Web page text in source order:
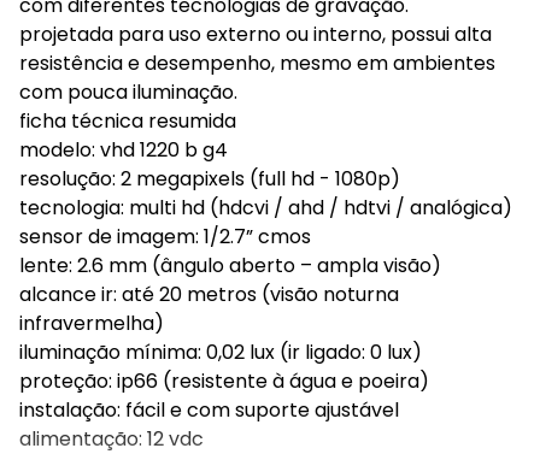
projetada para uso externo ou interno, possui alta
resistência e desempenho, mesmo em ambientes
com pouca iluminação.
ficha técnica resumida
modelo: vhd 1220 b g4
resolução: 2 megapixels (full hd - 1080p)
tecnologia: multi hd (hdcvi / ahd / hdtvi / analógica)
sensor de imagem: 1/2.7” cmos
lente: 2.6 mm (ângulo aberto – ampla visão)
alcance ir: até 20 metros (visão noturna
infravermelha)
iluminação mínima: 0,02 lux (ir ligado: 0 lux)
proteção: ip66 (resistente à água e poeira)
instalação: fácil e com suporte ajustável
alimentação: 12 vdc